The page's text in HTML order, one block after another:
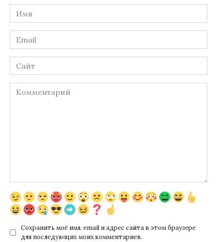
Имя
*
Email
*
Сайт
Комментарий
Сохранить моё имя, email и адрес сайта в этом браузере
для последующих моих комментариев.